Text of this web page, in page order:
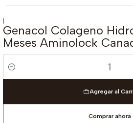
Genacol Colageno
Meses Aminolock
Cantidad
Agregar al
Comprar ahora